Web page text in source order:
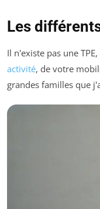
Les
Il n'existe pas une
activité, de votre
grandes familles que